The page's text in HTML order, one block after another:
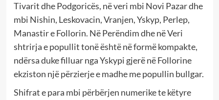
Tivarit dhe Podgoricës, në veri mbi Novi Pazar dhe
mbi Nishin, Leskovacin, Vranjen, Yskyp, Perlep,
Manastir e Follorin. Në Perëndim dhe në Veri
shtrirja e popullit tonë është në formë kompakte,
ndërsa duke filluar nga Yskypi gjerë në Follorine
ekziston një përzierje e madhe me popullin bullgar.
Shifrat e para mbi përbërjen numerike te këtyre